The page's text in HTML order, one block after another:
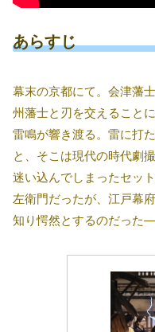
あらすじ
幕末の京都にて。会津藩
州藩士と刃を交えること
雷鳴が響き渡る。雷に打
と、そこは現代の時代劇
迷い込んでしまったセッ
左衛門だったが、江戸幕
知り愕然とするのだった